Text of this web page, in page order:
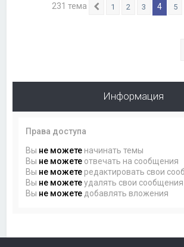
231 тема Пред.
1 2 3 4 5
Информация
Права доступа
Вы не можете начинать темы
Вы не можете отвечать на сообщения
Вы не можете редактировать свои
Вы не можетеудалять свои сообщения
Вы не можете добавлять вложения